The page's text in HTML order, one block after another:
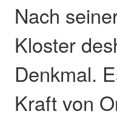
Nach
Kloster
Denkmal.
Kraft von